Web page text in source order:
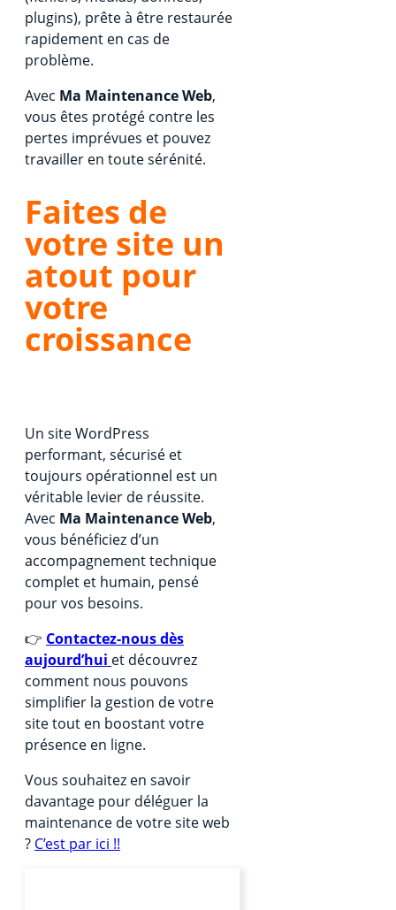
plugins), prête à être restaurée
rapidement en cas de
problème.
Avec Ma Maintenance Web,
vous êtes protégé contre les
pertes imprévues et pouvez
travailler en toute sérénité.
Faites de
votre site un
atout pour
votre
croissance
Un site WordPress
performant, sécurisé et
toujours opérationnel est un
véritable levier de réussite.
Avec Ma Maintenance Web,
vous bénéficiez d’un
accompagnement technique
complet et humain, pensé
pour vos besoins.
👉 Contactez-nous dès
aujourd’hui et découvrez
comment nous pouvons
simplifier la gestion de votre
site tout en boostant votre
présence en ligne.
Vous souhaitez en savoir
davantage pour déléguer la
maintenance de votre site web
? C’est par ici !!